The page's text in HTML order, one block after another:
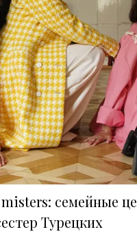
семейные
Турецких